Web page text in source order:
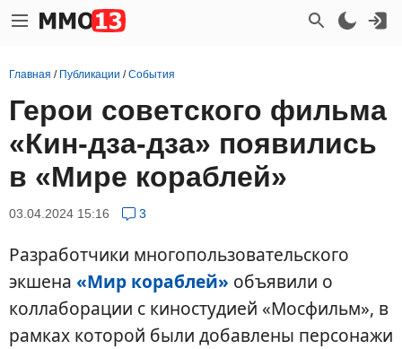
Главная / Публикации /События
Герои советского фильма
«Кин-дза-дза» появились
в «Мире кораблей»
03.04.2024 15:16 3
Разработчики многопользовательского
экшена «Мир кораблей» объявили о
коллаборации с киностудией «Мосфильм», в
рамках которой были добавлены персонажи